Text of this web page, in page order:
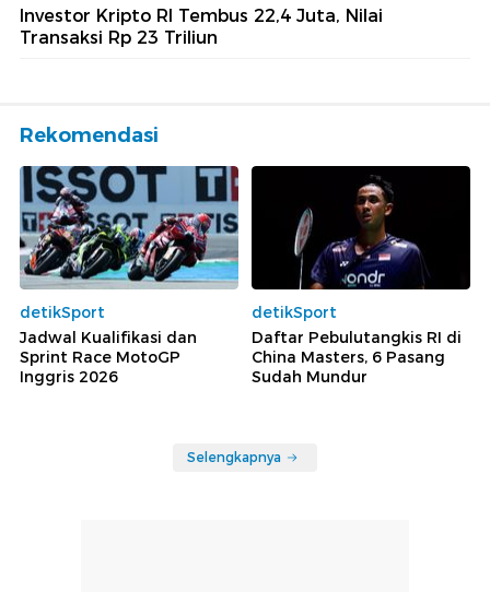
Investor Kripto RI Tembus 22,4 Juta, Nilai
Transaksi Rp 23 Triliun
Rekomendasi
detikSport
Jadwal Kualifikasi dan
Sprint Race MotoGP
Inggris 2026
detikSport
Daftar Pebulutangkis RI di
China Masters, 6 Pasang
Sudah Mundur
Selengkapnya